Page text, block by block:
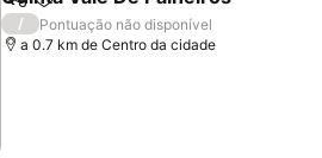
PartilharAdicionar aos favoritos
/
Pontuação não disponível
a 0.7 km de Centro da cidade